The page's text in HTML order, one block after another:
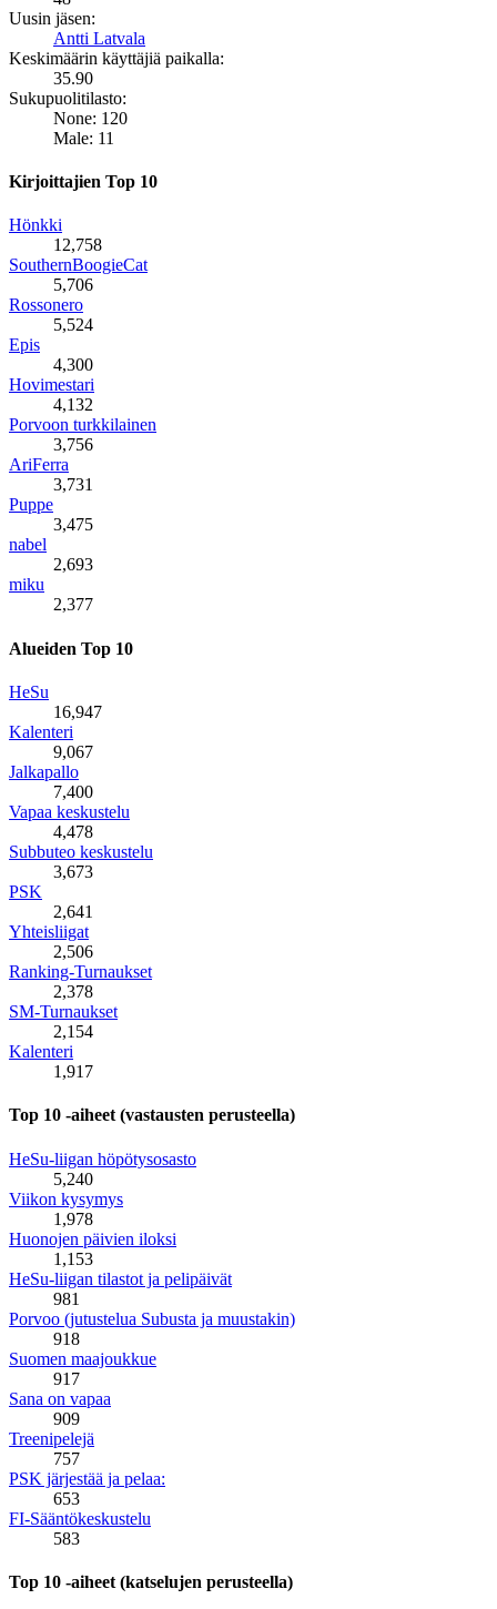
Uusin jäsen:
Antti Latvala
Keskimäärin käyttäjiä paikalla:
35.90
Sukupuolitilasto:
None: 120
Male: 11
Kirjoittajien Top 10
Hönkki
12,758
SouthernBoogieCat
5,706
Rossonero
5,524
Epis
4,300
Hovimestari
4,132
Porvoon turkkilainen
3,756
AriFerra
3,731
Puppe
3,475
nabel
2,693
miku
2,377
Alueiden Top 10
HeSu
16,947
Kalenteri
9,067
Jalkapallo
7,400
Vapaa keskustelu
4,478
Subbuteo keskustelu
3,673
PSK
2,641
Yhteisliigat
2,506
Ranking-Turnaukset
2,378
SM-Turnaukset
2,154
Kalenteri
1,917
Top 10 -aiheet (vastausten perusteella)
HeSu-liigan höpötysosasto
5,240
Viikon kysymys
1,978
Huonojen päivien iloksi
1,153
HeSu-liigan tilastot ja pelipäivät
981
Porvoo (jutustelua Subusta ja muustakin)
918
Suomen maajoukkue
917
Sana on vapaa
909
Treenipelejä
757
PSK järjestää ja pelaa:
653
FI-Sääntökeskustelu
583
Top 10 -aiheet (katselujen perusteella)